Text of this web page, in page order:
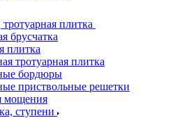
тротуарная плитка
брусчатка
плитка
тротуарная плитка
бордюры
приствольные решетки
мощения
ступени